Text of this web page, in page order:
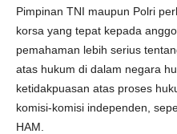
Pimpinan TNI maupun Polri
korsa yang tepat kepada
pemahaman lebih serius
atas hukum di dalam negara
ketidakpuasan atas proses
komisi-komisi independen,
HAM.